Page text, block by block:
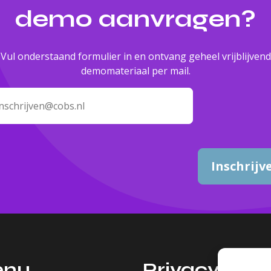
demo aanvragen?
Vul onderstaand formulier in en ontvang geheel vrijblijvend
demomateriaal per mail.